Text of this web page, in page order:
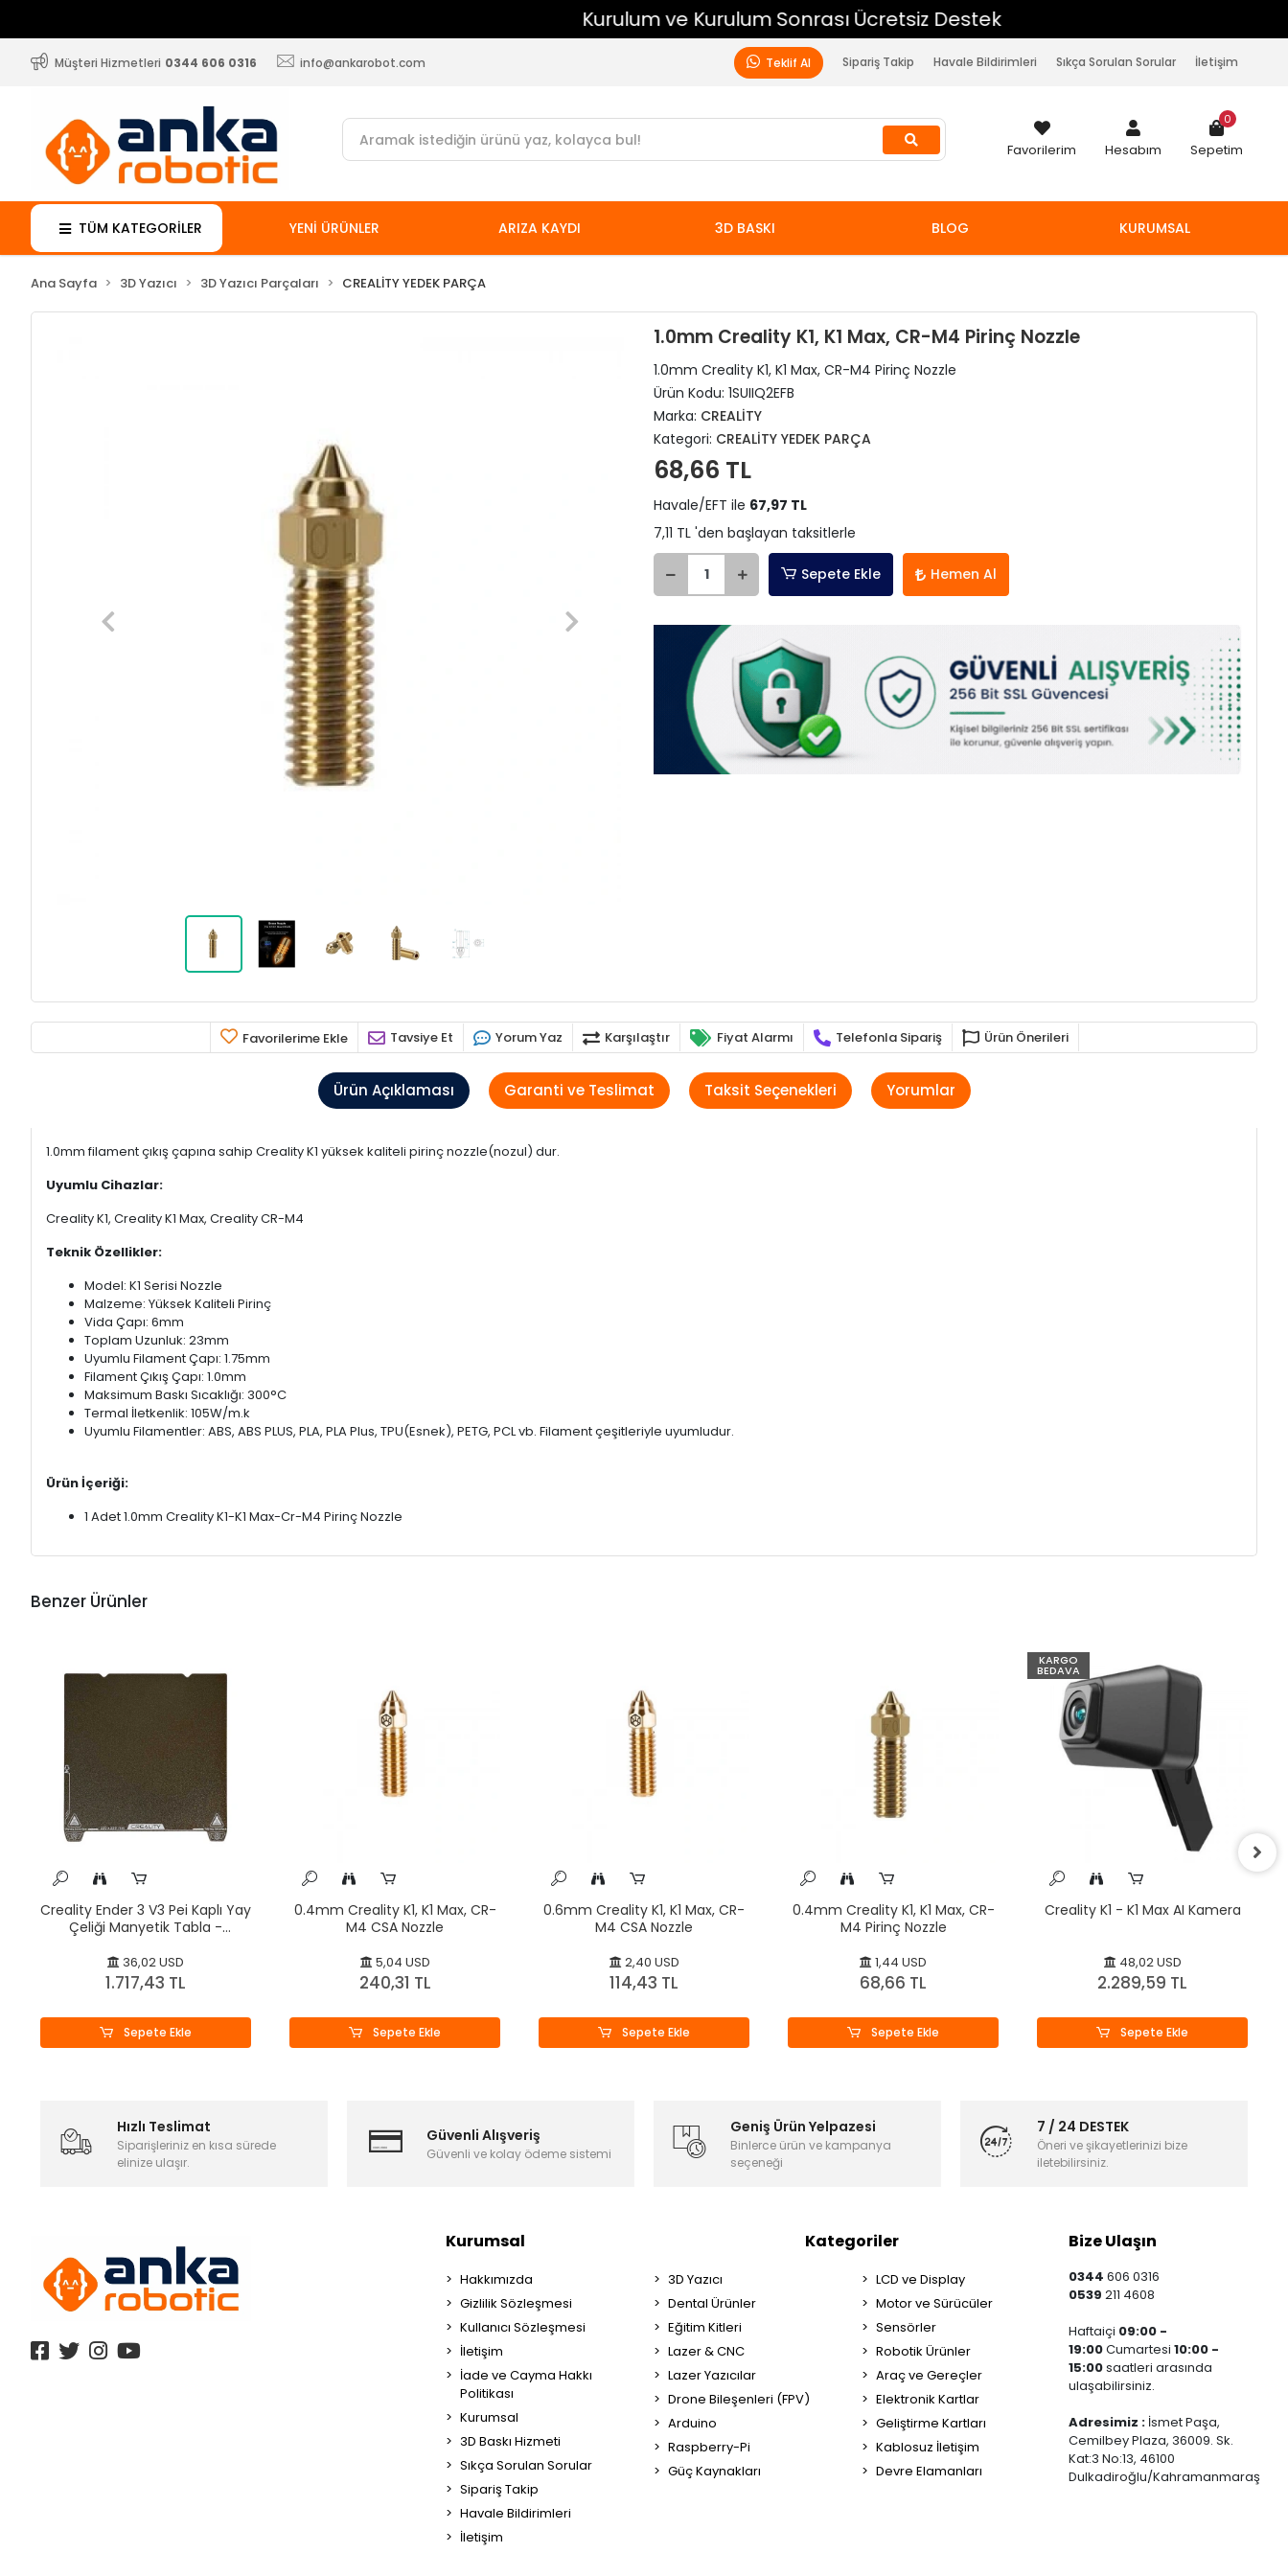
Kurulum ve Kurulum Sonrası Ücretsiz Destek
Müşteri Hizmetleri 0344 606 0316 info@ankarobot.com Teklif Al Sipariş Takip Havale Bildirimleri Sıkça Sorulan Sorular İletişim
Favorilerim Hesabım Sepetim
0
TÜM KATEGORİLER YENİ ÜRÜNLER ARIZA KAYDI 3D BASKI BLOG KURUMSAL
Ana Sayfa 3D Yazıcı 3D Yazıcı Parçaları CREALİTY YEDEK PARÇA
1.0mm Creality K1, K1 Max, CR-M4 Pirinç Nozzle
1.0mm Creality K1, K1 Max, CR-M4 Pirinç Nozzle
Ürün Kodu: 1SUIIQ2EFB
Marka: CREALİTY
Kategori: CREALİTY YEDEK PARÇA
68,66 TL
Havale/EFT ile 67,97 TL
7,11 TL 'den başlayan taksitlerle
Sepete Ekle Hemen Al
Favorilerime Ekle Tavsiye Et Yorum Yaz Karşılaştır Fiyat Alarmı Telefonla Sipariş Ürün Önerileri
Ürün Açıklaması Garanti ve Teslimat Taksit Seçenekleri Yorumlar
1.0mm filament çıkış çapına sahip Creality K1 yüksek kaliteli pirinç nozzle(nozul) dur.
Uyumlu Cihazlar:
Creality K1, Creality K1 Max, Creality CR-M4
Teknik Özellikler:
Model: K1 Serisi Nozzle
Malzeme: Yüksek Kaliteli Pirinç
Vida Çapı: 6mm
Toplam Uzunluk: 23mm
Uyumlu Filament Çapı: 1.75mm
Filament Çıkış Çapı: 1.0mm
Maksimum Baskı Sıcaklığı: 300°C
Termal İletkenlik: 105W/m.k
Uyumlu Filamentler: ABS, ABS PLUS, PLA, PLA Plus, TPU(Esnek), PETG, PCL vb. Filament çeşitleriyle uyumludur.
Ürün İçeriği:
1 Adet 1.0mm Creality K1-K1 Max-Cr-M4 Pirinç Nozzle
Benzer Ürünler
Creality Ender 3 V3 Pei Kaplı Yay
Çeliği Manyetik Tabla -
36,02 USD
1.717,43 TL
Sepete Ekle
0.4mm Creality K1, K1 Max, CR-
M4 CSA Nozzle
5,04 USD
240,31 TL
Sepete Ekle
0.6mm Creality K1, K1 Max, CR-
M4 CSA Nozzle
2,40 USD
114,43 TL
Sepete Ekle
0.4mm Creality K1, K1 Max, CR-
M4 Pirinç Nozzle
1,44 USD
68,66 TL
Sepete Ekle
KARGO
BEDAVA
Creality K1 - K1 Max AI Kamera
48,02 USD
2.289,59 TL
Sepete Ekle
Hızlı Teslimat
Siparişleriniz en kısa sürede
elinize ulaşır.
Güvenli Alışveriş
Güvenli ve kolay ödeme sistemi
Geniş Ürün Yelpazesi
Binlerce ürün ve kampanya
seçeneği
7 / 24 DESTEK
Öneri ve şikayetlerinizi bize
iletebilirsiniz.
Kurumsal
Hakkımızda
Gizlilik Sözleşmesi
Kullanıcı Sözleşmesi
İletişim
İade ve Cayma Hakkı
Politikası
Kurumsal
3D Baskı Hizmeti
Sıkça Sorulan Sorular
Sipariş Takip
Havale Bildirimleri
İletişim
Kategoriler
3D Yazıcı
Dental Ürünler
Eğitim Kitleri
Lazer & CNC
Lazer Yazıcılar
Drone Bileşenleri (FPV)
Arduino
Raspberry-Pi
Güç Kaynakları
LCD ve Display
Motor ve Sürücüler
Sensörler
Robotik Ürünler
Araç ve Gereçler
Elektronik Kartlar
Geliştirme Kartları
Kablosuz İletişim
Devre Elamanları
Bize Ulaşın
0344606 0316
0539211 4608
Haftaiçi 09:00 -
19:00Cumartesi10:00 -
15:00saatleri arasında
ulaşabilirsiniz.
Adresimiz : İsmet Paşa,
Cemilbey Plaza, 36009. Sk.
Kat:3 No:13, 46100
Dulkadiroğlu/Kahramanmaraş